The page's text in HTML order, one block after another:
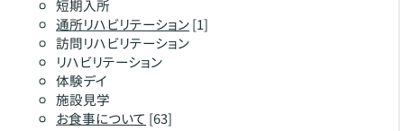
短期入所
通所リハビリテーション[1]
訪問リハビリテーション
リハビリテーション
体験デイ
施設見学
お食事について [63]